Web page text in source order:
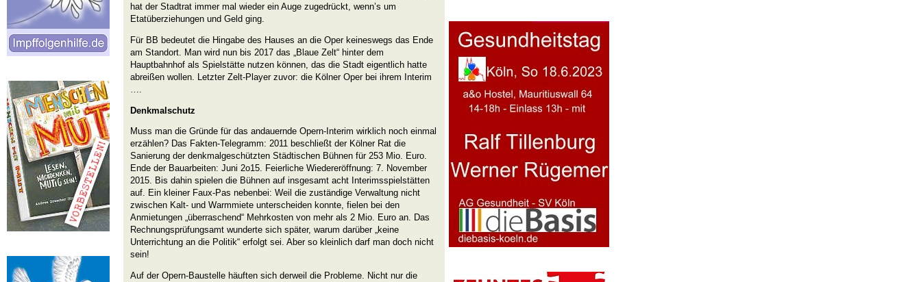
hat der Stadtrat immer mal wieder ein Auge zugedrückt, wenn’s um
Etatüberziehungen und Geld ging.
Für BB bedeutet die Hingabe des Hauses an die Oper keineswegs das Ende
am Standort. Man wird nun bis 2017 das „Blaue Zelt“ hinter dem
Hauptbahnhof als Spielstätte nutzen können, das die Stadt eigentlich hatte
abreißen wollen. Letzter Zelt-Player zuvor: die Kölner Oper bei ihrem Interim
Denkmalschutz
Muss man die Gründe für das andauernde Opern-Interim wirklich noch einmal
erzählen? Das Fakten-Telegramm: 2011 beschließt der Kölner Rat die
Sanierung der denkmalgeschützten Städtischen Bühnen für 253 Mio. Euro.
Ende der Bauarbeiten: Juni 2o15. Feierliche Wiedereröffnung: 7. November
2015. Bis dahin spielen die Bühnen auf insgesamt acht Interimsspielstätten
auf. Ein kleiner Faux-Pas nebenbei: Weil die zuständige Verwaltung nicht
zwischen Kalt- und Warmmiete unterscheiden konnte, fielen bei den
Anmietungen „überraschend“ Mehrkosten von mehr als 2 Mio. Euro an. Das
Rechnungsprüfungsamt wunderte sich später, warum darüber „keine
Unterrichtung an die Politik“ erfolgt sei. Aber so kleinlich darf man doch nicht
sein!
Auf der Opern-Baustelle häuften sich derweil die Probleme. Nicht nur die